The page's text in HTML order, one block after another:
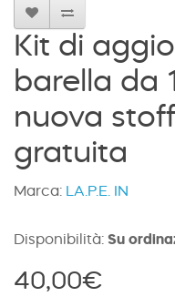
Kit di
barella da
nuova
gratuita
Marca: LA.P.E. IN
Disponibilità: Su
40,00€